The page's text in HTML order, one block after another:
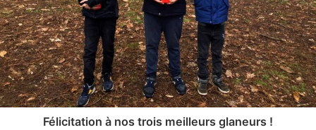
Félicitation à nos trois meilleurs glaneurs !